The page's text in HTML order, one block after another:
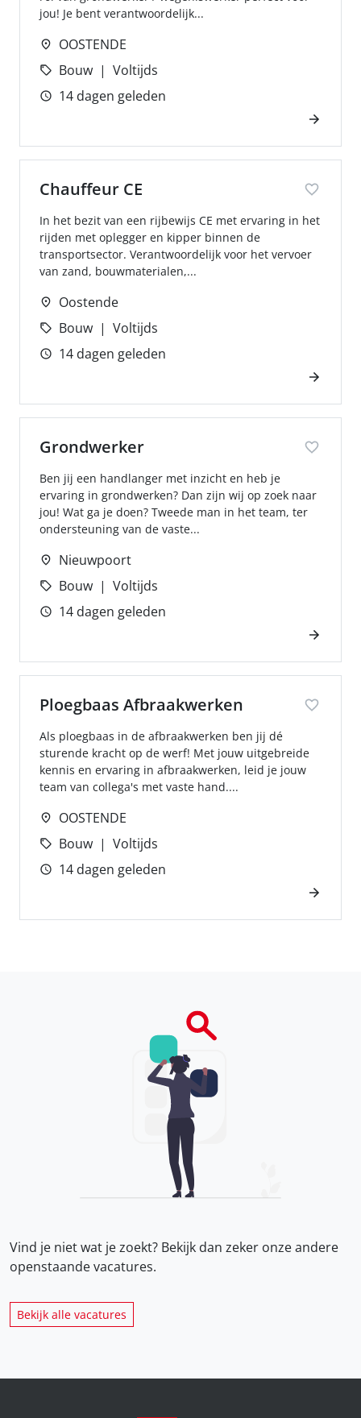
jou! Je bent verantwoordelijk...
OOSTENDE
Bouw
Voltijds
14 dagen geleden
Chauffeur CE
In het bezit van een rijbewijs CE met ervaring in het
rijden met oplegger en kipper binnen de
transportsector. Verantwoordelijk voor het vervoer
van zand, bouwmaterialen,...
Oostende
Bouw
Voltijds
14 dagen geleden
Grondwerker
Ben jij een handlanger met inzicht en heb je
ervaring in grondwerken? Dan zijn wij op zoek naar
jou! Wat ga je doen? Tweede man in het team, ter
ondersteuning van de vaste...
Nieuwpoort
Bouw
Voltijds
14 dagen geleden
Ploegbaas Afbraakwerken
Als ploegbaas in de afbraakwerken ben jij dé
sturende kracht op de werf! Met jouw uitgebreide
kennis en ervaring in afbraakwerken, leid je jouw
team van collega's met vaste hand....
OOSTENDE
Bouw
Voltijds
14 dagen geleden
Vind je niet wat je zoekt? Bekijk dan zeker onzeandere
openstaande vacatures.
Bekijk alle vacatures